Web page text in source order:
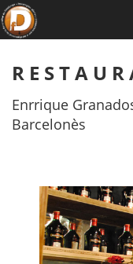
Enrrique
Barcelonès